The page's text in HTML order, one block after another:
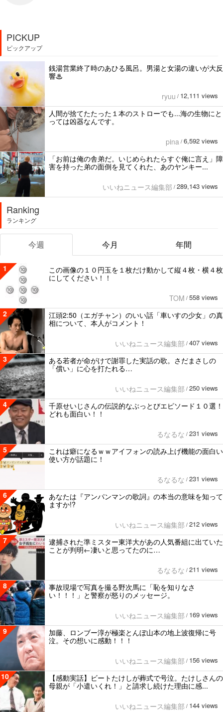
PICKUP
ピックアップ
銭湯営業終了時のあひる風呂。男湯と女湯の違いが大反
響♨
ryuu / 12,111 views
人間が捨てたたった１本のストローでも...海の生物にと
っては凶器なんです。
pina / 6,592 views
「お前は俺の舎弟だ。いじめられたらすぐ俺に言え」障
害を持った弟の面倒を見てくれた、あのヤンキー...
いいねニュース編集部 / 289,143 views
Ranking
ランキング
今週 今月 年間
1
この画像の１０円玉を１枚だけ動かして縦４枚・横４枚
にしてください！！
TOM / 558 views
2
江頭2:50（エガチャン）のいい話「車いすの少女」の真
相について、本人がコメント！
いいねニュース編集部 / 407 views
3
ある若者が命がけで謝罪した実話の歌。さだまさしの
「償い」に心を打たれる…
いいねニュース編集部 / 250 views
4
千原せいじさんの伝説的なぶっとびエピソード１０選！
どれも面白い！！
るなるな / 231 views
5
これは癖になるｗｗアイフォンの読み上げ機能の面白い
使い方が話題に！
るなるな / 231 views
6
あなたは『アンパンマンの歌詞』の本当の意味を知って
ますか!?
いいねニュース編集部 / 212 views
7
逮捕された準ミスター東洋大があの人気番組に出ていた
ことが判明←凄いと思ってたのに…
るなるな / 211 views
8
事故現場で写真を撮る野次馬に「恥を知りなさ
い！！！」と警察が怒りのメッセージ。
いいねニュース編集部 / 169 views
9
加藤、ロンブー淳が極楽とんぼ山本の地上波復帰に号
泣。その想いに感動！！！
いいねニュース編集部 / 156 views
10
【感動実話】ビートたけしが葬式で号泣。たけしさんの
母親が「小遣いくれ！」と請求し続けた理由に感...
いいねニュース編集部 / 144 views